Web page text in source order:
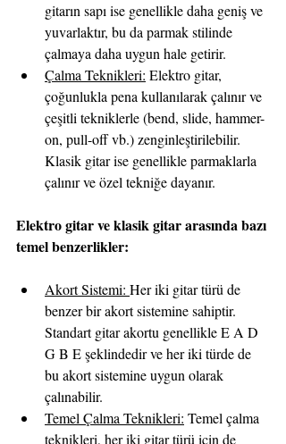
gitarın sapı ise genellikle daha geniş ve
yuvarlaktır, bu da parmak stilinde
çalmaya daha uygun hale getirir.
Çalma Teknikleri: Elektro gitar,
çoğunlukla pena kullanılarak çalınır ve
çeşitli tekniklerle (bend, slide, hammer-
on, pull-off vb.) zenginleştirilebilir.
Klasik gitar ise genellikle parmaklarla
çalınır ve özel tekniğe dayanır.
Elektro gitar ve klasik gitar arasında bazı
temel benzerlikler:
Akort Sistemi: Her iki gitar türü de
benzer bir akort sistemine sahiptir.
Standart gitar akortu genellikle E A D
G B E şeklindedir ve her iki türde de
bu akort sistemine uygun olarak
çalınabilir.
Temel Çalma Teknikleri: Temel çalma
teknikleri, her iki gitar türü için de